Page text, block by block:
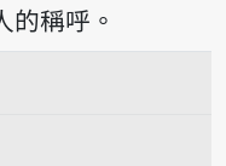
的稱呼。